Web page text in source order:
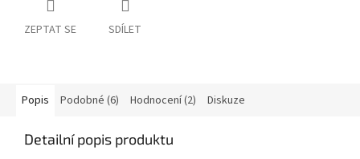
ZEPTAT SE SDÍLET
Popis Podobné (6) Hodnocení (2) Diskuze
Detailní popis produktu